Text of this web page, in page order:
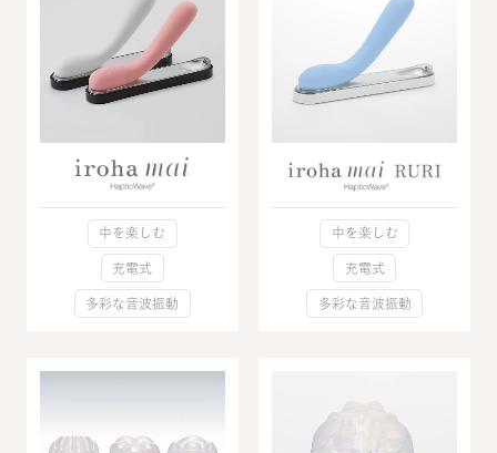
中を楽しむ
充電式
多彩な音波振動
中を楽しむ
充電式
多彩な音波振動